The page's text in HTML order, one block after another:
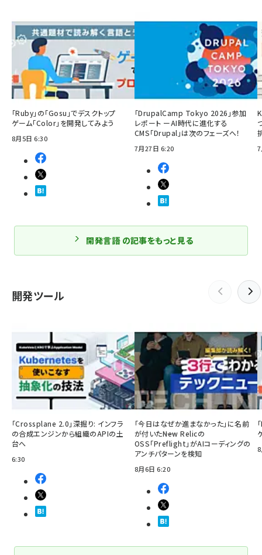
「Ruby」の「Gosu」でデスクトップ
ゲーム「Color」を開発してみよう
8月5日 6:30
「DrupalCamp Tokyo 2026」参加
レポート ーAI時代に進化する
CMS「Drupal」は次のフェーズへ！
7月27日 6:20
開発言語 の記事をもっと見る
開発ツール
「Crossplane 2.0」深掘り: インフラ
の合成エンジンから組織のAPIの土
台へ
6:30
「今日はなぜか進まなかった」に名前
が付いた――New Relicの
OSS「Preflight」がAIコーディングの
アンチパターンを検知
8月6日 6:20